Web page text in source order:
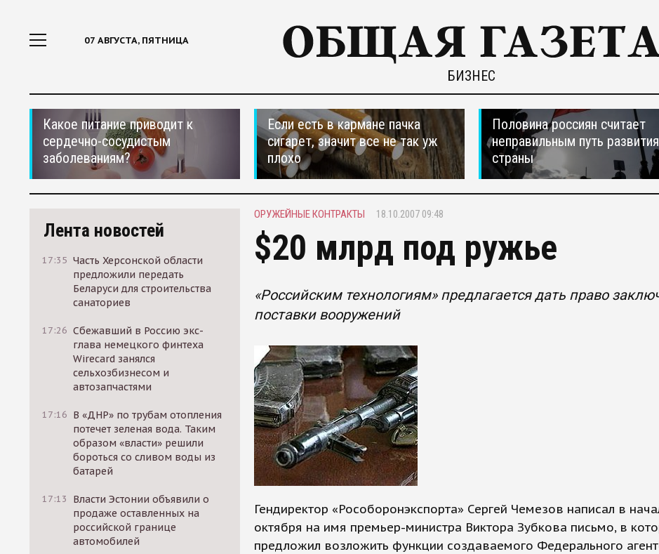
07 АВГУСТА, ПЯТНИЦА
БИЗНЕС
Какое питание приводит к
сердечно-сосудистым
заболеваниям?
Если есть в кармане пачка
сигарет, значит все не так уж
плохо
Половина россиян считает
неправильным путь развития
страны
Лента новостей
17:35 Часть Херсонской области
предложили передать
Беларуси для строительства
санаториев
17:26 Сбежавший в Россию экс-
глава немецкого финтеха
Wirecard занялся
сельхозбизнесом и
автозапчастями
17:16 В «ДНР» по трубам отопления
потечет зеленая вода. Таким
образом «власти» решили
бороться со сливом воды из
батарей
17:13
Власти Эстонии объявили о
продаже оставленных на
российской границе
автомобилей
ОРУЖЕЙНЫЕ КОНТРАКТЫ 18.10.2007 09:48
$20 млрд под ружье
«Российским технологиям» предлагается дать право
поставки вооружений
Гендиректор «Рособоронэкспорта» Сергей Чемезов написал в
октября на имя премьер-министра Виктора Зубкова письмо, в
предложил возложить функции создаваемого Федерального